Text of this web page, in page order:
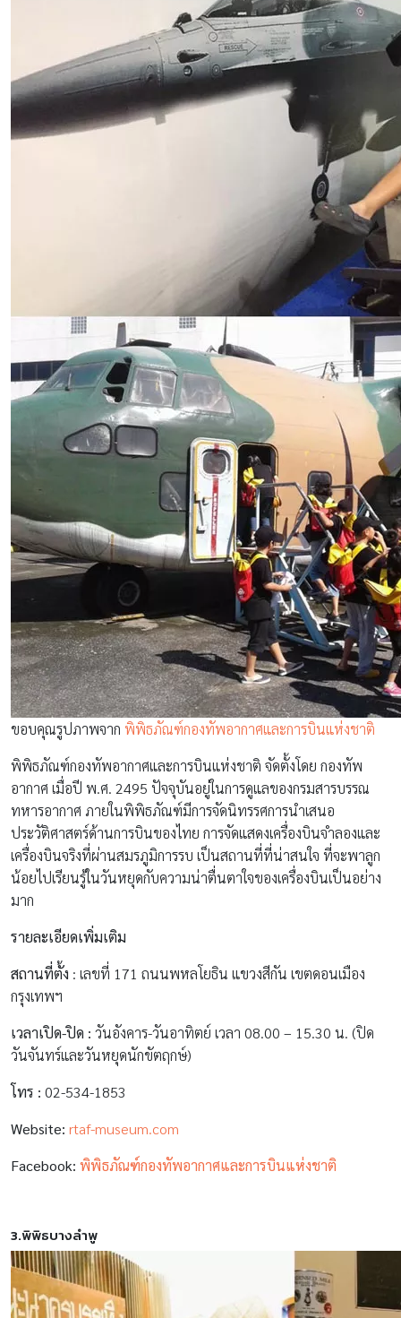
ขอบคุณรูปภาพจาก พิพิธภัณฑ์กองทัพอากาศและการบินแห่งชาติ
พิพิธภัณฑ์กองทัพอากาศและการบินแห่งชาติ จัดตั้งโดย กองทัพ
อากาศ เมื่อปี พ.ศ. 2495 ปัจจุบันอยู่ในการดูแลของกรมสารบรรณ
ทหารอากาศ ภายในพิพิธภัณฑ์มีการจัดนิทรรศการนำเสนอ
ประวัติศาสตร์ด้านการบินของไทย การจัดแสดงเครื่องบินจำลองและ
เครื่องบินจริงที่ผ่านสมรภูมิการรบ เป็นสถานที่ที่น่าสนใจ ที่จะพาลูก
น้อยไปเรียนรู้ในวันหยุดกับความน่าตื่นตาใจของเครื่องบินเป็นอย่าง
มาก
รายละเอียดเพิ่มเติม
สถานที่ตั้ง : เลขที่ 171 ถนนพหลโยธิน แขวงสีกัน เขตดอนเมือง
กรุงเทพฯ
เวลาเปิด-ปิด : วันอังคาร-วันอาทิตย์ เวลา 08.00 – 15.30 น. (ปิด
วันจันทร์และวันหยุดนักขัตฤกษ์)
โทร : 02-534-1853
Website: rtaf-museum.com
Facebook: พิพิธภัณฑ์กองทัพอากาศและการบินแห่งชาติ
3.พิพิธบางลำพู